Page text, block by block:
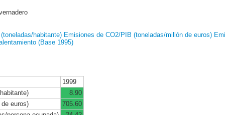
habitante) Emisiones de CO2/PIB (toneladas/millón de euros)
(Base 1995)
1999
8.90
euros)
705.60